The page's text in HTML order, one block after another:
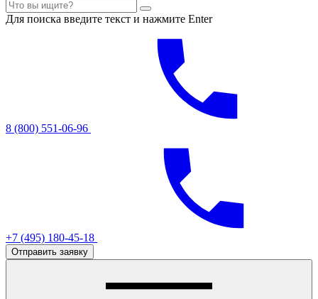
Для поиска введите текст и нажмите Enter
8 (800) 551-06-96
+7 (495) 180-45-18
Отправить заявку